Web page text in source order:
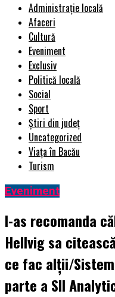
Administrație locală
Afaceri
Cultură
Eveniment
Exclusiv
Politică locală
Social
Sport
Știri din județ
Uncategorized
Viața în Bacău
Turism
Eveniment
I-as recomanda
Hellvig sa
ce fac alții/
parte a SII